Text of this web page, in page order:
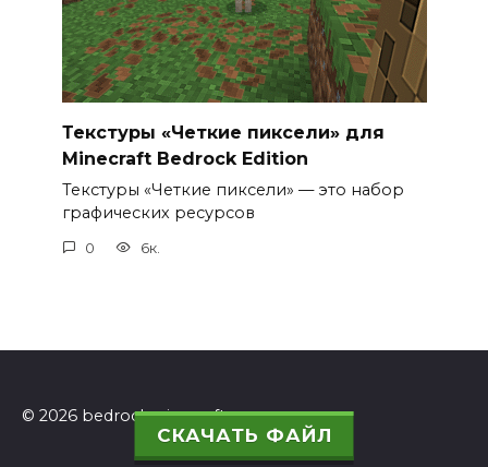
СКАЧАТЬ ФАЙЛ
Текстуры «Четкие пиксели» для
Minecraft Bedrock Edition
Текстуры «Четкие пиксели» — это набор
графических ресурсов
0 6к.
© 2026 bedrockminecraft.ru